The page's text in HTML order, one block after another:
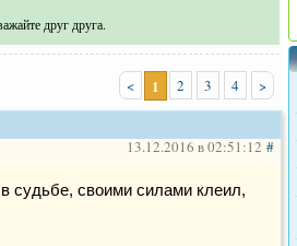
друг друга.
< 1 2 3 4 >
13.12.2016 в 02:51:12 #
судьбе, своими силами клеил,